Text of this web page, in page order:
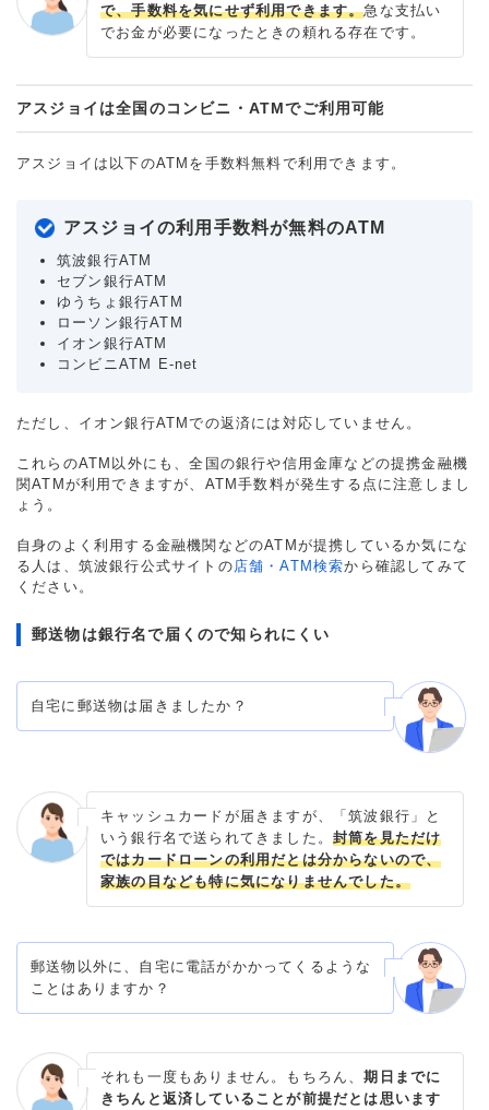
で、手数料を気にせず利用できます。急な支払い
でお金が必要になったときの頼れる存在です。
アスジョイは全国のコンビニ・ATMでご利用可能
アスジョイは以下のATMを手数料無料で利用できます。
アスジョイの利用手数料が無料のATM
筑波銀行ATM
セブン銀行ATM
ゆうちょ銀行ATM
ローソン銀行ATM
イオン銀行ATM
コンビニATM E-net
ただし、イオン銀行ATMでの返済には対応していません。
これらのATM以外にも、全国の銀行や信用金庫などの提携金融機
関ATMが利用できますが、ATM手数料が発生する点に注意しまし
ょう。
自身のよく利用する金融機関などのATMが提携しているか気にな
る人は、筑波銀行公式サイトの 店舗・ATM検索から確認してみて
ください。
郵送物は銀行名で届くので知られにくい
自宅に郵送物は届きましたか？
キャッシュカードが届きますが、「筑波銀行」と
いう銀行名で送られてきました。 封筒を見ただけ
ではカードローンの利用だとは分からないので、
家族の目なども特に気になりませんでした。
郵送物以外に、自宅に電話がかかってくるような
ことはありますか？
それも一度もありません。もちろん、期日までに
きちんと返済していることが前提だとは思います